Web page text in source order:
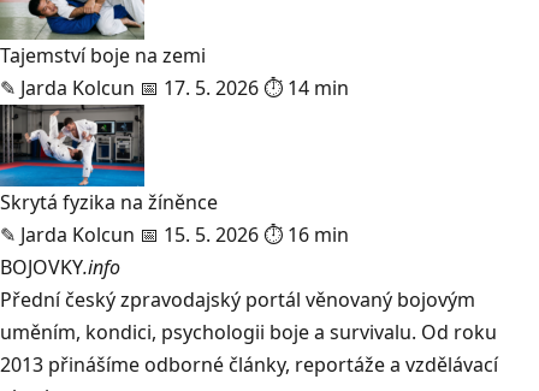
Tajemství boje na zemi
✎ Jarda Kolcun 📅 17. 5. 2026⏱ 14 min
Skrytá fyzika na žíněnce
✎ Jarda Kolcun 📅 15. 5. 2026⏱ 16 min
BOJOVKY.info
Přední český zpravodajský portál věnovaný bojovým
uměním, kondici, psychologii boje a survivalu. Od roku
2013 přinášíme odborné články, reportáže a vzdělávací